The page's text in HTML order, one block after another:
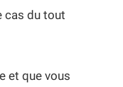
cas du tout
et que vous